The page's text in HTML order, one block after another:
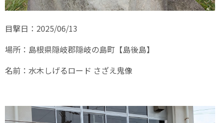
目撃日：2025/06/13
場所：島根県隠岐郡隠岐の島町【島後島】
名前：水木しげるロード さざえ鬼像